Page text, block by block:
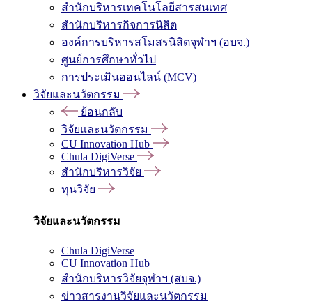
สำนักบริหารเทคโนโลยีสารสนเทศ
สำนักบริหารกิจการนิสิต
องค์การบริหารสโมสรนิสิตจุฬาฯ (อบจ.)
ศูนย์การศึกษาทั่วไป
การประเมินออนไลน์ (MCV)
วิจัยและนวัตกรรม
ย้อนกลับ
วิจัยและนวัตกรรม
CU Innovation Hub
Chula DigiVerse
สำนักบริหารวิจัย
ทุนวิจัย
วิจัยและนวัตกรรม
Chula DigiVerse
CU Innovation Hub
สำนักบริหารวิจัยจุฬาฯ (สบจ.)
ข่าวสารงานวิจัยและนวัตกรรม